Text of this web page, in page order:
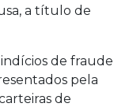
a título de
de fraude
pela
de